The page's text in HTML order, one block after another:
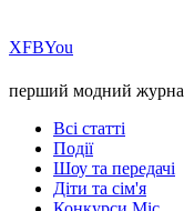
ХFBYou
перший модний
Всі статті
Події
Шоу та передачі
Діти та сім'я